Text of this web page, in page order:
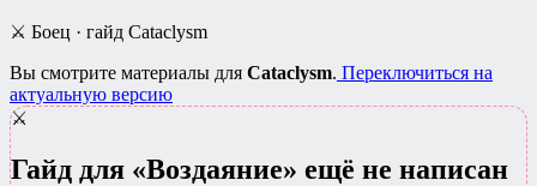
⚔️ Боец · гайд Cataclysm
Вы смотрите материалы для Cataclysm. Переключиться на
актуальную версию
⚔️
Гайд для «Воздаяние» ещё не написан